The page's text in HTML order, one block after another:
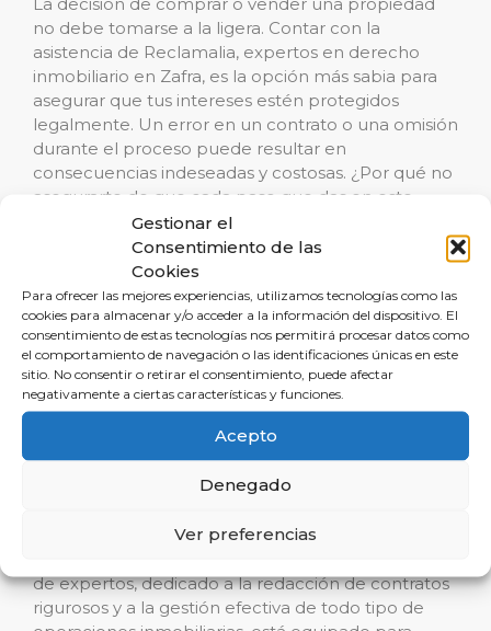
Gestionar el
Consentimiento de las
Cookies
Para ofrecer las mejores experiencias, utilizamos tecnologías como las
cookies para almacenar y/o acceder a la información del dispositivo. El
consentimiento de estas tecnologías nos permitirá procesar datos como
el comportamiento de navegación o las identificaciones únicas en este
sitio. No consentir o retirar el consentimiento, puede afectar
negativamente a ciertas características y funciones.
Acepto
Denegado
Ver preferencias
no debe tomarse a la ligera. Contar con la
asistencia de Reclamalia, expertos en derecho
inmobiliario en Zafra, es la opción más sabia para
asegurar que tus intereses estén protegidos
legalmente. Un error en un contrato o una omisión
durante el proceso puede resultar en
consecuencias indeseadas y costosas. ¿Por qué no
asegurarte de que cada paso que das en este
terreno esté guiado por la experiencia y la
precisión legal?
Conclusión: Tu mejor
aliado inmobiliario en
Zafra
Cuando se trata de inmuebles en Zafra, la elección
clara para seguridad legal y éxito en la transacción
es Reclamalia. Con un enfoque cada vez más
del servicio, este despacho se posiciona como líder
de expertos, dedicado a la redacción de contratos
rigurosos y a la gestión efectiva de todo tipo de